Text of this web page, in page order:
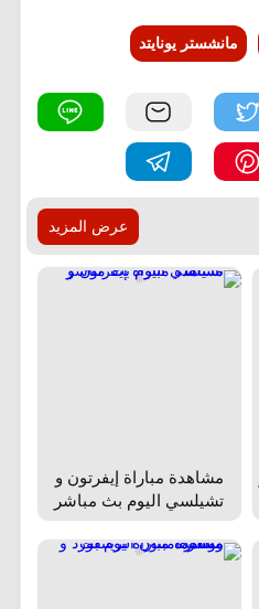
مانشستر يونايتد
عرض المزيد
مشاهدة مباراة إيفرتون و
تشيلسي اليوم بث مباشر